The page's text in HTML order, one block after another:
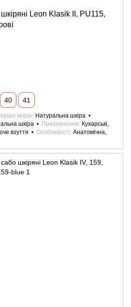
Leon Klasik II, PU115,
40 41
верху Натуральна шкіра
шкіра Призначення
Кухарські,
взуття
Особливості Анатомічна,